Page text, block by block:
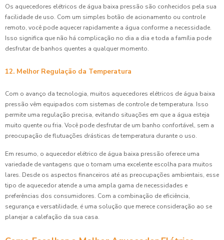
Os aquecedores elétricos de água baixa pressão são conhecidos pela sua
facilidade de uso. Com um simples botão de acionamento ou controle
remoto, você pode aquecer rapidamente a água conforme a necessidade.
Isso significa que não há complicação no dia a dia e toda a família pode
desfrutar de banhos quentes a qualquer momento.
12. Melhor Regulação da Temperatura
Com o avanço da tecnologia, muitos aquecedores elétricos de água baixa
pressão vêm equipados com sistemas de controle de temperatura. Isso
permite uma regulação precisa, evitando situações em que a água esteja
muito quente ou fria. Você pode desfrutar de um banho confortável, sem a
preocupação de flutuações drásticas de temperatura durante o uso.
Em resumo, o aquecedor elétrico de água baixa pressão oferece uma
variedade de vantagens que o tornam uma excelente escolha para muitos
lares. Desde os aspectos financeiros até as preocupações ambientais, esse
tipo de aquecedor atende a uma ampla gama de necessidades e
preferências dos consumidores. Com a combinação de eficiência,
segurança e versatilidade, é uma solução que merece consideração ao se
planejar a calefação da sua casa.